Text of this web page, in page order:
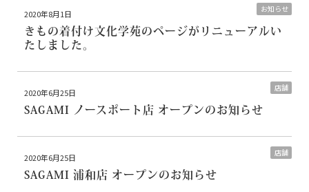
お知らせ
2020年8月1日
きもの着付け文化学苑のページがリニューアルい
たしました。
店舗
2020年6月25日
SAGAMI ノースポート店 オープンのお知らせ
店舗
2020年6月25日
SAGAMI 浦和店 オープンのお知らせ